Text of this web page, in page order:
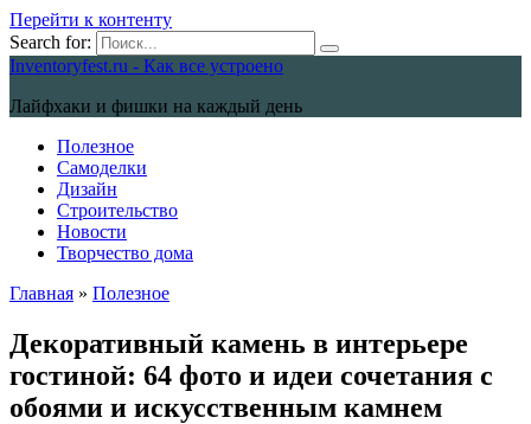
Перейти к контенту
Search for:
Inventoryfest.ru - Как все устроено
Лайфхаки и фишки на каждый день
Полезное
Самоделки
Дизайн
Строительство
Новости
Творчество дома
Главная » Полезное
Декоративный камень в интерьере
гостиной: 64 фото и идеи сочетания с
обоями и искусственным камнем